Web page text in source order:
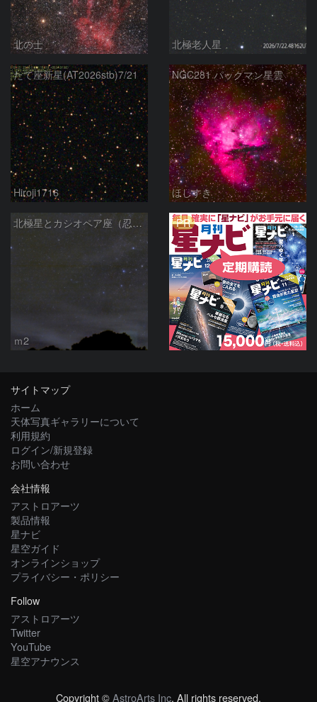
北の士 北極老人星
たて座新星(AT2026stb)7/21
Hiroji1716
NGC281 パックマン星雲
ほしすき
北極星とカシオペア座（忍び寄る秋）
ｍ2
PR
サイトマップ
ホーム
天体写真ギャラリーについて
利用規約
ログイン/新規登録
お問い合わせ
会社情報
アストロアーツ
製品情報
星ナビ
星空ガイド
オンラインショップ
プライバシー・ポリシー
Follow
アストロアーツ
Twitter
YouTube
星空アナウンス
Copyright ©AstroArts Inc. All rights reserved.